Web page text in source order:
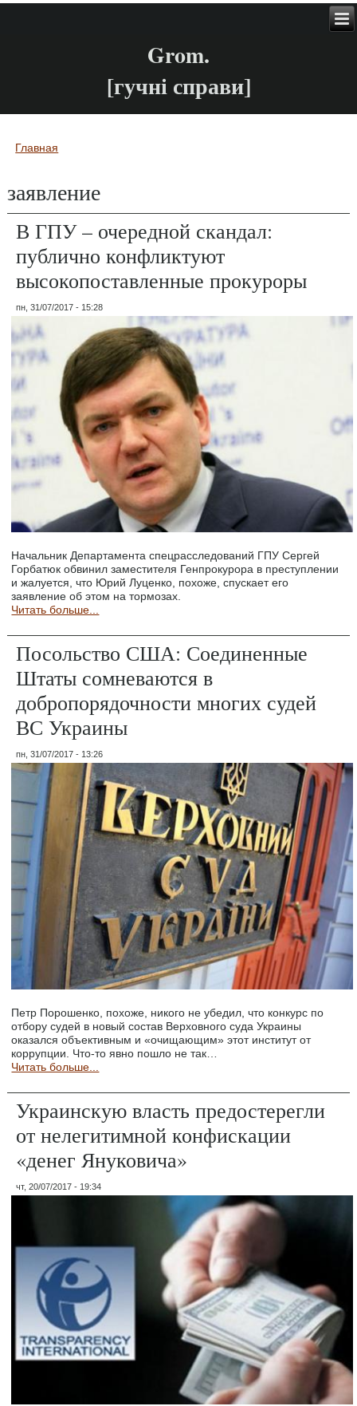
Grom.
[гучні справи]
Вы здесь
Главная
заявление
В ГПУ – очередной скандал:
публично конфликтуют
высокопоставленные прокуроры
пн, 31/07/2017 - 15:28
Начальник Департамента спецрасследований ГПУ Сергей
Горбатюк обвинил заместителя Генпрокурора в преступлении
и жалуется, что Юрий Луценко, похоже, спускает его
заявление об этом на тормозах.
Читать больше...
Посольство США: Соединенные
Штаты сомневаются в
добропорядочности многих судей
ВС Украины
пн, 31/07/2017 - 13:26
Петр Порошенко, похоже, никого не убедил, что конкурс по
отбору судей в новый состав Верховного суда Украины
оказался объективным и «очищающим» этот институт от
коррупции. Что-то явно пошло не так…
Читать больше...
Украинскую власть предостерегли
от нелегитимной конфискации
«денег Януковича»
чт, 20/07/2017 - 19:34